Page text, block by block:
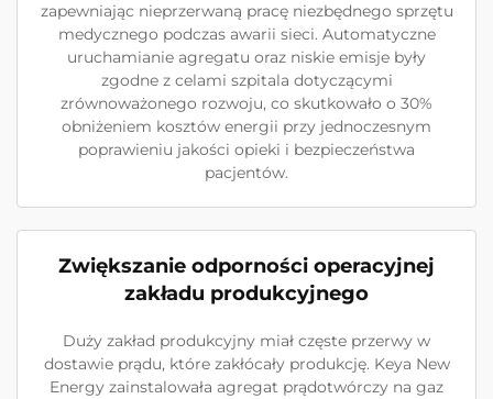
zapewniając nieprzerwaną pracę niezbędnego sprzętu
medycznego podczas awarii sieci. Automatyczne
uruchamianie agregatu oraz niskie emisje były
zgodne z celami szpitala dotyczącymi
zrównoważonego rozwoju, co skutkowało o 30%
obniżeniem kosztów energii przy jednoczesnym
poprawieniu jakości opieki i bezpieczeństwa
pacjentów.
Zwiększanie odporności operacyjnej
zakładu produkcyjnego
Duży zakład produkcyjny miał częste przerwy w
dostawie prądu, które zakłócały produkcję. Keya New
Energy zainstalowała agregat prądotwórczy na gaz